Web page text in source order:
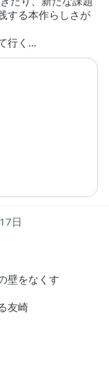
する本作らしさが
行く…
日
壁をなくす
友崎